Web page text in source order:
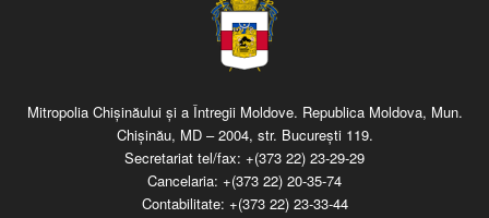
Mitropolia Chişinăului şi a Întregii Moldove. Republica Moldova, Mun.
Chişinău, MD – 2004, str. Bucureşti 119.
Secretariat tel/fax: +(373 22) 23-29-29
Cancelaria: +(373 22) 20-35-74
Contabilitate: +(373 22) 23-33-44